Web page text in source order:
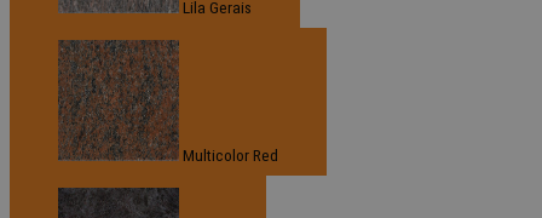
Lila Gerais
Multicolor Red